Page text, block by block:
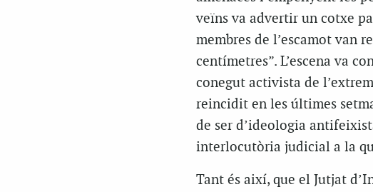
veïns va advertir un cotxe
membres de l’escamot van
centímetres”. L’escena va
conegut activista de
reincidit en les últimes
de ser d’ideologia
interlocutòria judicial a la
Tant és així, que el Jutjat